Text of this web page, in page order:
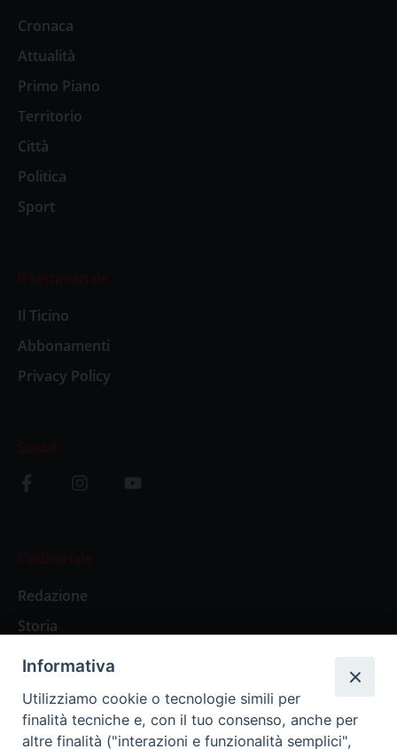
Cronaca
Attualità
Primo Piano
Territorio
Città
Politica
Sport
Il settimanale
Il Ticino
Abbonamenti
Privacy Policy
Social
L’editoriale
Redazione
Storia
Abbonamenti
Abbonamento Annuale Digitale
Informativa
Utilizziamo cookie o tecnologie simili per
finalità tecniche e, con il tuo consenso, anche per
altre finalità ("interazioni e funzionalità semplici",